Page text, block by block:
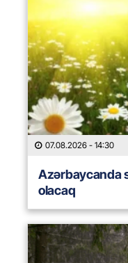
07.08.2026 - 14:30
Azərbaycanda
olacaq